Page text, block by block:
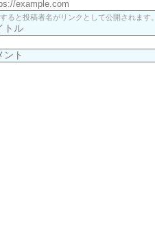
すると投稿者名がリンクとして公開されます。
トル
ント